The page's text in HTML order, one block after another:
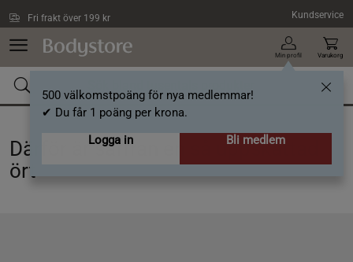
Fri frakt över 199 kr Kundservice
Min profil
500 välkomstpoäng för nya medlemmar!
✔ Du får 1 poäng per krona.
Logga in
Bli medlem
Varukorg
Därför är saffran en så uppskattad
ört